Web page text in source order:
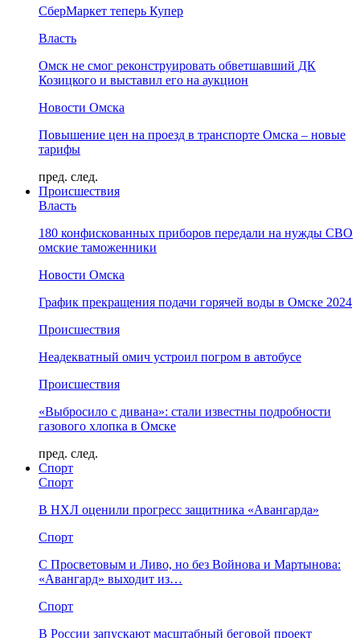
СберМаркет теперь Купер
Власть
Омск не смог реконструировать обветшавший ДК
Козицкого и выставил его на аукцион
Новости Омска
Повышение цен на проезд в транспорте Омска – новые
тарифы
пред. след.
Происшествия
Власть
180 конфискованных приборов передали на нужды СВО
омские таможенники
Новости Омска
График прекращения подачи горячей воды в Омске 2024
Происшествия
Неадекватный омич устроил погром в автобусе
Происшествия
«Выбросило с дивана»: стали известны подробности
газового хлопка в Омске
пред. след.
Спорт
Спорт
В НХЛ оценили прогресс защитника «Авангарда»
Спорт
С Просветовым и Ливо, но без Войнова и Мартынова:
«Авангард» выходит из…
Спорт
В России запускают масштабный беговой проект